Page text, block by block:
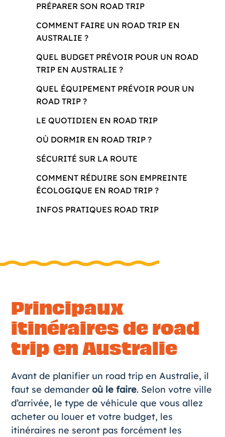
PRÉPARER SON ROAD TRIP
COMMENT FAIRE UN ROAD TRIP EN
AUSTRALIE ?
QUEL BUDGET PRÉVOIR POUR UN ROAD
TRIP EN AUSTRALIE ?
QUEL ÉQUIPEMENT PRÉVOIR POUR UN
ROAD TRIP ?
LE QUOTIDIEN EN ROAD TRIP
OÙ DORMIR EN ROAD TRIP ?
SÉCURITÉ SUR LA ROUTE
COMMENT RÉDUIRE SON EMPREINTE
ÉCOLOGIQUE EN ROAD TRIP ?
INFOS PRATIQUES ROAD TRIP
Principaux
itinéraires de road
trip en Australie
Avant de planifier un road trip en Australie, il
faut se demander où le faire. Selon votre ville
d’arrivée, le type de véhicule que vous allez
acheter ou louer et votre budget, les
itinéraires ne seront pas forcément les